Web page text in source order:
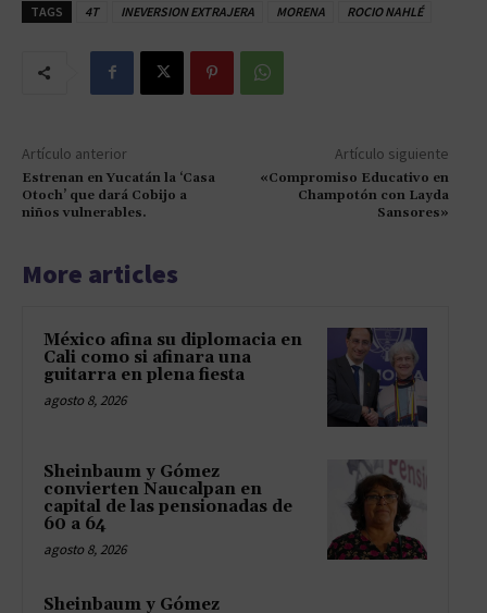
TAGS 4T INEVERSION EXTRAJERA MORENA ROCIO NAHLÉ
Artículo anterior
Estrenan en Yucatán la ‘Casa
Otoch’ que dará Cobijo a
niños vulnerables.
Artículo siguiente
«Compromiso Educativo en
Champotón con Layda
Sansores»
More articles
México afina su diplomacia en
Cali como si afinara una
guitarra en plena fiesta
agosto 8, 2026
Sheinbaum y Gómez
convierten Naucalpan en
capital de las pensionadas de
60 a 64
agosto 8, 2026
Sheinbaum y Gómez